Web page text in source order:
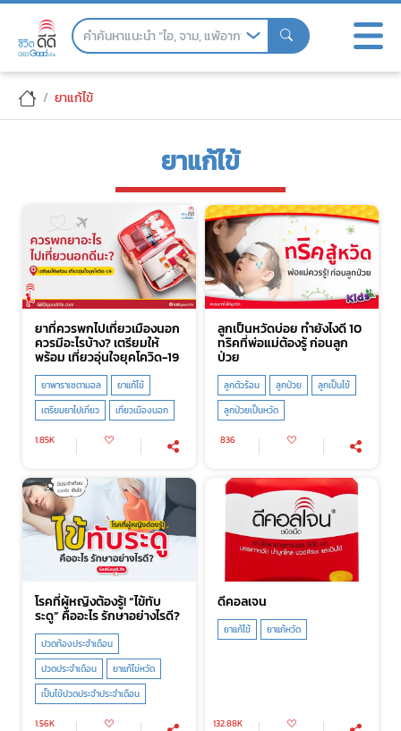
Skip
ยาแก้ไข้
ยาแก้ไข้
ยาที่ควรพกไปเที่ยวเมืองนอก
ควรมีอะไรบ้าง? เตรียมให้
พร้อม เที่ยวอุ่นใจยุคโควิด-19
ยาพาราเซตามอล
ยาแก้ไข้
เตรียมยาไปเที่ยว
เที่ยวเมืองนอก
1.85K
ลูกเป็นหวัดบ่อย ทำยังไงดี 10
ทริคที่พ่อแม่ต้องรู้ ก่อนลูก
ป่วย
ลูกตัวร้อน ลูกป่วย
ลูกเป็นไข้
ลูกป่วยเป็นหวัด
836
โรคที่ผู้หญิงต้องรู้! “ไข้ทับ
ระดู” คืออะไร รักษาอย่างไรดี?
ปวดท้องประจำเดือน
ปวดประจำเดือน
ยาแก้ไข่หวัด
เป็นไข้ปวดประจำประจำเดือน
1.56K
ดีคอลเจน
ยาแก้ไข้ ยาแก้หวัด
132.88K